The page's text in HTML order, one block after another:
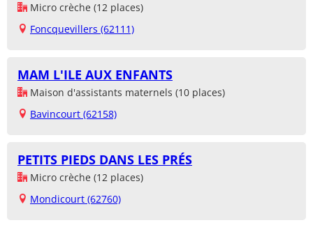
Micro crèche (12 places)
Foncquevillers (62111)
MAM L'ILE AUX ENFANTS
Maison d'assistants maternels (10 places)
Bavincourt (62158)
PETITS PIEDS DANS LES PRÉS
Micro crèche (12 places)
Mondicourt (62760)